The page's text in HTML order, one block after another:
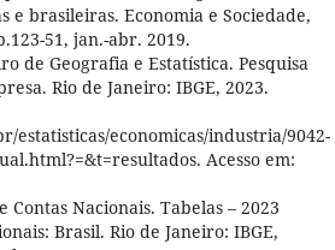
e brasileiras. Economia e Sociedade,
51, jan.-abr. 2019.
de Geografia e Estatística. Pesquisa
Rio de Janeiro: IBGE, 2023.
estatisticas/economicas/industria/9042-
Acesso em:
Contas Nacionais. Tabelas – 2023
Brasil. Rio de Janeiro: IBGE,